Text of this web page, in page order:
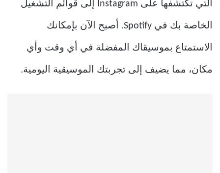
التي تكتشفها على Instagram إلى قوائم التشغيل
الخاصة بك في Spotify. أصبح الآن بإمكانك
الاستمتاع بموسيقاك المفضلة في أي وقت وأي
مكان، مما يضيف إلى تجربتك الموسيقية اليومية.